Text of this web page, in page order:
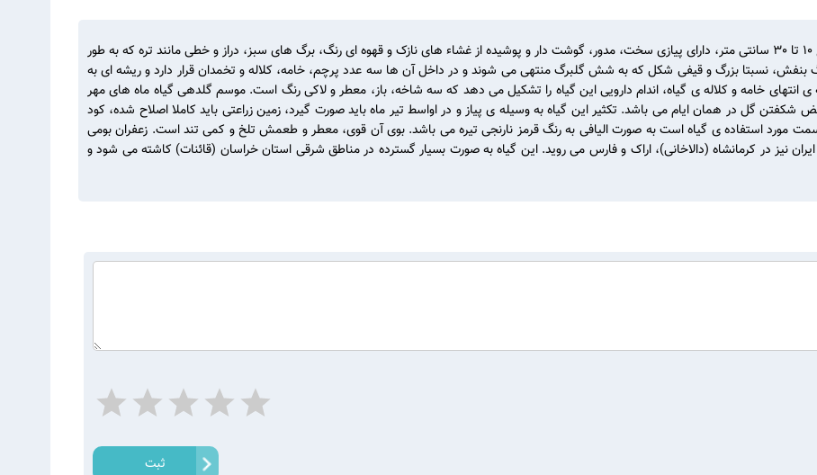
گیاهی است از خانواده ی Iridaceae، پایا، چند ساله، به ارتفاع 10 تا 30 سانتی متر، دارای پیازی سخت، مدور، گوشت دار و پوشیده از غشاء های نازک و قهوه ای رنگ، برگ های سبز، دراز و خطی مانند تره که به طور
خارج می شوند، 1 تا 2 عدد گل، به رنگ بنفش، نسبتا بزرگ و قیفی شکل که به شش گلبرگ منتهی می شوند و در داخل آن ها سه عدد پرچم، خامه، کلاله و تخمدان قرار دارد و ریشه ای به
خامه و کلاله ی گیاه، اندام دارویی این گیاه را تشکیل می دهد که سه شاخه، باز، معطر و لاکی رنگ است. موسم گلدهی گیاه ماه های مهر
گل در همان ایام می باشد. تکثیر این گیاه به وسیله ی پیاز و در اواسط تیر ماه باید صورت گیرد، زمین زراعتی باید کاملا اصلاح شده، کود
مورد استفاده ی گیاه است به صورت الیافی به رنگ قرمز نارنجی تیره می باشد. بوی آن قوی، معطر و طعمش تلخ و کمی تند است. زعفران بومی
نیز در کرمانشاه (دالاخانی)، اراک و فارس می روید. این گیاه به صورت بسیار گسترده در مناطق شرقی استان خراسان (قائنات) کاشته می شود و
ثبت